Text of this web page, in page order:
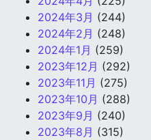
2024年3月 (244)
2024年2月 (248)
2024年1月 (259)
2023年12月 (292)
2023年11月 (275)
2023年10月 (288)
2023年9月 (240)
2023年8月 (315)